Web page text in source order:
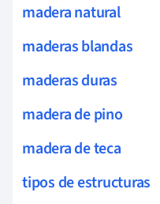
madera natural
maderas blandas
maderas duras
madera de pino
madera de teca
tipos de estructuras